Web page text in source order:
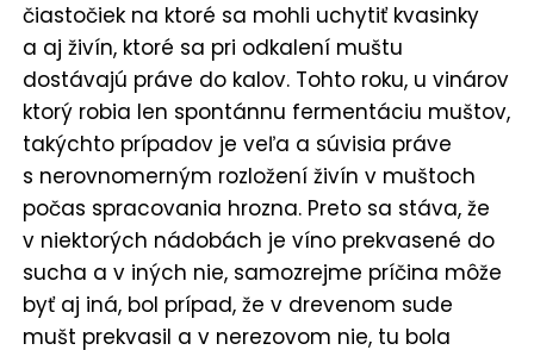
čiastočiek na ktoré sa mohli uchytiť kvasinky
a aj živín, ktoré sa pri odkalení muštu
dostávajú práve do kalov. Tohto roku, u vinárov
ktorý robia len spontánnu fermentáciu muštov,
takýchto prípadov je veľa a súvisia práve
s nerovnomerným rozložení živín v muštoch
počas spracovania hrozna. Preto sa stáva, že
v niektorých nádobách je víno prekvasené do
sucha a v iných nie, samozrejme príčina môže
byť aj iná, bol prípad, že v drevenom sude
mušt prekvasil a v nerezovom nie, tu bola